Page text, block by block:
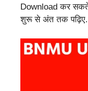
Download कर सकते
शुरू से अंत तक